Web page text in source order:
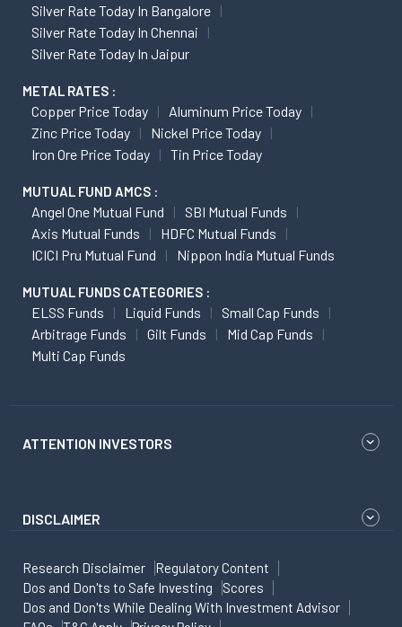
Silver Rate Today In Bangalore
Silver Rate Today In Chennai
Silver Rate Today In Jaipur
METAL RATES :
Copper Price Today
Aluminum Price Today
Zinc Price Today
Nickel Price Today
Iron Ore Price Today
Tin Price Today
MUTUAL FUND AMCS :
Angel One Mutual Fund
SBI Mutual Funds
Axis Mutual Funds
HDFC Mutual Funds
ICICI Pru Mutual Fund
Nippon India Mutual Funds
MUTUAL FUNDS CATEGORIES :
ELSS Funds Liquid Funds
Small Cap Funds
Arbitrage Funds
Gilt Funds
Mid Cap Funds
Multi Cap Funds
ATTENTION INVESTORS
DISCLAIMER
Research Disclaimer
Regulatory Content
Dos and Don'ts to Safe Investing
Scores
Dos and Don'ts While Dealing With Investment Advisor